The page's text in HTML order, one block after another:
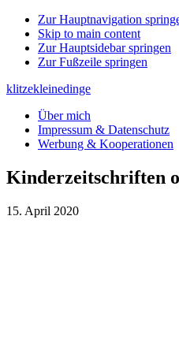
Zur Hauptnavigation
Skip to main content
Zur Hauptsidebar springen
Zur Fußzeile springen
klitzekleinedinge
Über mich
Impressum & Datenschutz
Werbung & Kooperationen
Kinderzeitschriften
15. April 2020